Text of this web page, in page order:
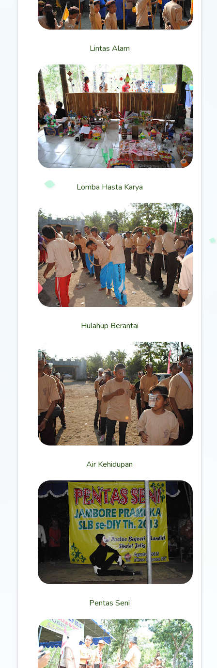
Lintas Alam
Lomba Hasta Karya
Hulahup Berantai
Air Kehidupan
Pentas Seni